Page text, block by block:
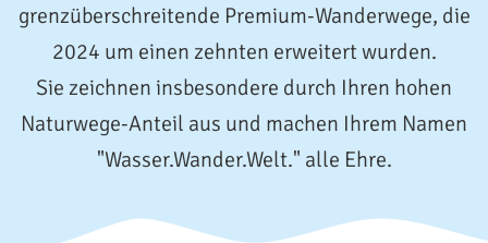
grenzüberschreitende Premium-Wanderwege, die
2024 um einen zehnten erweitert wurden.
Sie zeichnen insbesondere durch Ihren hohen
Naturwege-Anteil aus und machen Ihrem Namen
"Wasser.Wander.Welt." alle Ehre.